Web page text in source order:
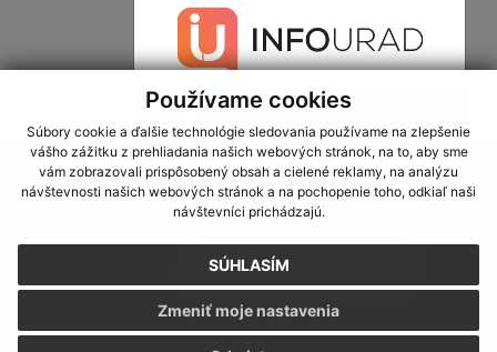
Používame cookies
Súbory cookie a ďalšie technológie sledovania používame na zlepšenie
vášho zážitku z prehliadania našich webových stránok, na to, aby sme
vám zobrazovali prispôsobený obsah a cielené reklamy, na analýzu
návštevnosti našich webových stránok a na pochopenie toho, odkiaľ naši
návštevníci prichádzajú.
SÚHLASÍM
Zmeniť moje nastavenia
+421 57 788 02 36
info@obecbaskovce.sk
využite možnosť získavania aktuálnych informácií s využitím RSS
CMS systém (redakčný) systém ECHELON 2,Mapa stránok,web portál
webex.digital, s.r.o.,domény,registrácia domény
Posledná aktualizácia:23.07.2026
Vytlačiť stránku|Vyhlásenie o prístupnosti